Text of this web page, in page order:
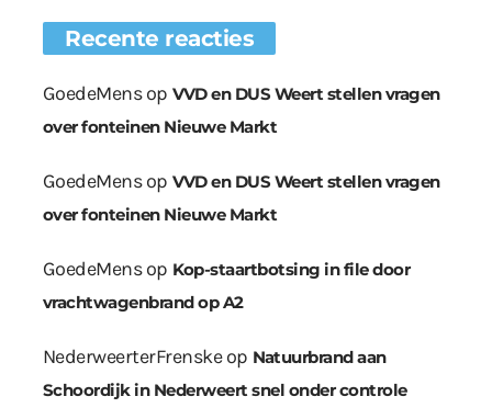
Recente reacties
GoedeMensop VVD en DUS Weert stellen vragen
over fonteinen Nieuwe Markt
GoedeMensop VVD en DUS Weert stellen vragen
over fonteinen Nieuwe Markt
GoedeMensop Kop-staartbotsing in file door
vrachtwagenbrand op A2
NederweerterFrenskeop Natuurbrand aan
Schoordijk in Nederweert snel onder controle